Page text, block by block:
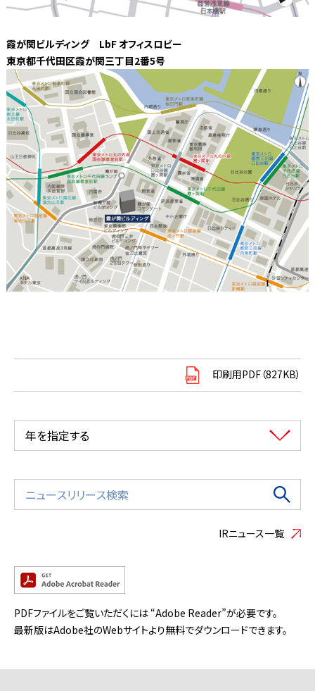
霞が関ビルディング LbF オフィスロビー
東京都千代田区霞が関三丁目2番5号
印刷用PDF（827KB）
年を指定する
IRニュース一覧
PDFファイルをご覧いただくには “Adobe Reader”が必要です。
最新版はAdobe社のWebサイトより無料でダウンロードできます。